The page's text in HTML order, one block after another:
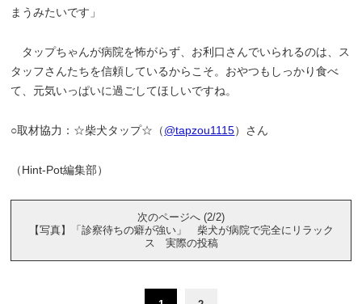
まうみたいです」
タップちゃんが病院を怖がらず、お利口さんでいられるのは、ス
タッフさんたちを信頼しているからこそ。おやつもしっかり食べ
て、元気いっぱいに過ごしてほしいですね。
○取材協力：☆柴犬タップ☆（@tapzou1115）さん
（Hint-Pot編集部）
次のページへ (2/2)
【写真】「診察待ちの癖が強い」 柴犬が病院で完全にリラック
ス 実際の投稿